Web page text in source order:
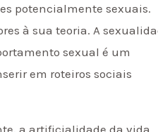
potencialmente sexuais.
à sua teoria. A
sexual é um
em roteiros sociais
a artificialidade da vida